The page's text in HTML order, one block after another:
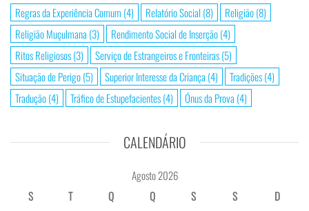
Regras da Experiência Comum (4) Relatório Social (8) Religião(8)
Religião Muçulmana (3) Rendimento Social de Inserção(4)
Ritos Religiosos(3) Serviço de Estrangeiros e Fronteiras(5)
Situação de Perigo(5) Superior Interesse da Criança (4) Tradições(4)
Tradução(4) Tráfico de Estupefacientes(4) Ónus da Prova (4)
CALENDÁRIO
Agosto 2026
S
T Q Q S S
D